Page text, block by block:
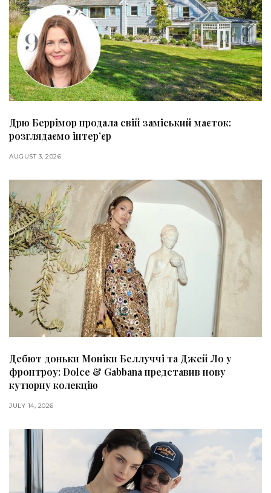
Дрю Беррімор продала свій заміський маєток:
розглядаємо інтер’єр
AUGUST 3, 2026
Дебют доньки Моніки Беллуччі та Джей Ло у
фронтроу: Dolce & Gabbana представив нову
кутюрну колекцію
JULY 14, 2026